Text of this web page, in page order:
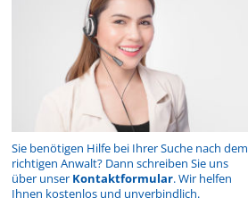
Sie benötigen Hilfe bei Ihrer Suche nach dem
richtigen Anwalt? Dann schreiben Sie uns
über unser Kontaktformular. Wir helfen
Ihnen kostenlos und unverbindlich.